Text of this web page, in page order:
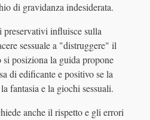
di gravidanza indesiderata.
influisce sulla
sessuale a "distruggere" il
si posiziona la guida propone
di edificante e positivo se la
fantasia e la giochi sessuali.
anche il rispetto e gli errori